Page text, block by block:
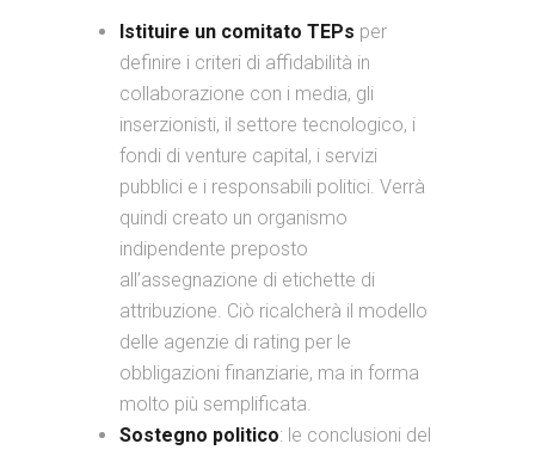
Istituire un comitato TEPs per
definire i criteri di affidabilità in
collaborazione con i media, gli
inserzionisti, il settore tecnologico, i
fondi di venture capital, i servizi
pubblici e i responsabili politici. Verrà
quindi creato un organismo
indipendente preposto
all’assegnazione di etichette di
attribuzione. Ciò ricalcherà il modello
delle agenzie di rating per le
obbligazioni finanziarie, ma in forma
molto più semplificata.
Sostegno politico: le conclusioni del